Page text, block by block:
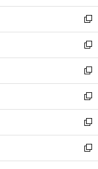
開
く
ウ
で
開
く
ン
ド
ウ
で
開
く
新
し
い
ウ
ィ
ン
ド
ウ
で
開
く
新
し
い
ウ
ィ
ン
ド
ウ
で
開
新
し
い
ウ
ィ
ン
ド
ウ
新
し
い
ウ
ィ
ン
新
し
い
ウ
新
し